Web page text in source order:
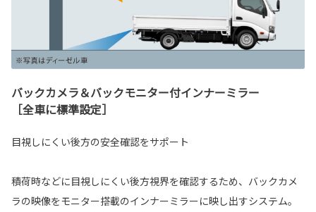
バックカメラ＆バックモニター付インナーミラー
［全車に標準設定］
目視しにくい後方の安全確認をサポート
積荷時などに目視しにくい後方視界を確認するため、バックカメ
ラの映像をモニター搭載のインナーミラーに映し出すシステム。